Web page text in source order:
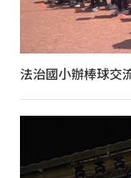
法治國小辦棒球交